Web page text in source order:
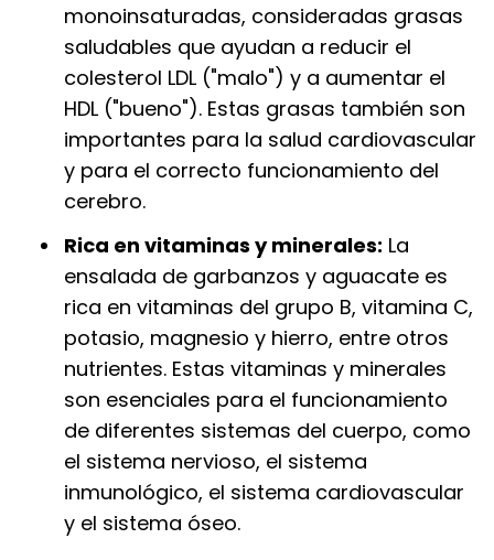
monoinsaturadas, consideradas grasas
saludables que ayudan a reducir el
colesterol LDL ("malo") y a aumentar el
HDL ("bueno"). Estas grasas también son
importantes para la salud cardiovascular
y para el correcto funcionamiento del
cerebro.
Rica en vitaminas y minerales: La
ensalada de garbanzos y aguacate es
rica en vitaminas del grupo B, vitamina C,
potasio, magnesio y hierro, entre otros
nutrientes. Estas vitaminas y minerales
son esenciales para el funcionamiento
de diferentes sistemas del cuerpo, como
el sistema nervioso, el sistema
inmunológico, el sistema cardiovascular
y el sistema óseo.